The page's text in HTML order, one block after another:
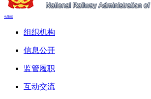
电脑端
组织机构
信息公开
监管履职
互动交流